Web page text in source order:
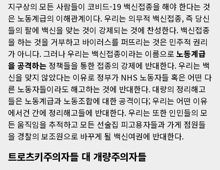
지구상의 모든 사람들이 코비드-19 백신접종을 해야 한다는 것
은 노동계급의 이해관계이다. 우리는 의무적 백신접종, 즉 당신
들의 팔에 백신을 맞는 것이 강제되는 것에 찬성한다. 백신접종
을 하는 것을 거부하고 바이러스를 퍼뜨리는 것은 민주적 권리
가 아니다. 그러나 우리는 백신접종이라는 이름으로 노동계급
을 공격하는 정책들을 통한 접종의 강제에 반대한다. 우리는 백
신을 맞지 않았다는 이유로 정부가 NHS 노동자들 혹은 어떤 다
른 노동자들이라도 해고하는 것에 반대한다. 대량의 정리해고
들은 노동계급과 노동조합에 대한 공격이다; 우리는 어떤 이유
에서건 간에 정리해고들에 반대한다. 우리는 또한 인민들의 모
든 움직임을 추적하고 모든 선술집 피고용자들과 가게 점원들
을 경찰의 보조원으로 바꾸게 될 백신여권에 반대한다.
트로츠키주의자들 대 개량주의자들